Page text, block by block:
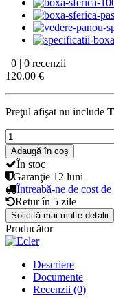
0 | 0 recenzii
120.00 €
Preţul afişat nu include
Adaugă în coș
În stoc
Garanţie 12 luni
Întreabă-ne de cost
Retur în 5 zile
Solicită mai multe detalii
Producător
Descriere
Documente
Recenzii (0)